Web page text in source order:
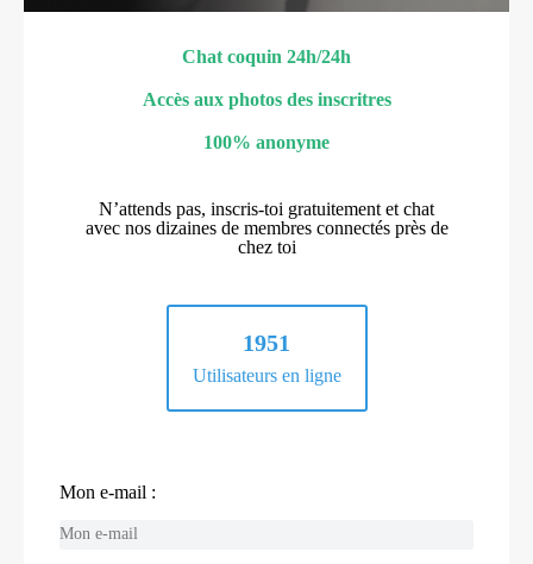
Chat coquin 24h/24h
Accès aux photos des inscritres
100% anonyme
N’attends pas, inscris-toi gratuitement et chat
avec nos dizaines de membres connectés près de
chez toi
1951
Utilisateurs en ligne
Mon e-mail :